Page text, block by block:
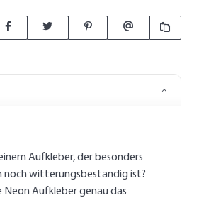
Aufkleber, der besonders
noch witterungsbeständig ist?
Neon Aufkleber genau das